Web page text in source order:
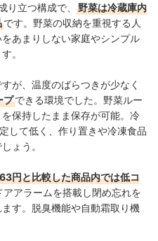
り立つ構成で、
野菜は冷蔵庫内
です。野菜の収納を重視する人
あまりしない家庭やシンプル
。
が、温度のばらつきが少なく
プできる環境でした。野菜ルー
保持したまま保存が可能。冷
して低く、作り置きや冷凍食品
ょう。
円と比較した商品内では低コ
アラームを搭載し閉め忘れを
す。脱臭機能や自動霜取り機